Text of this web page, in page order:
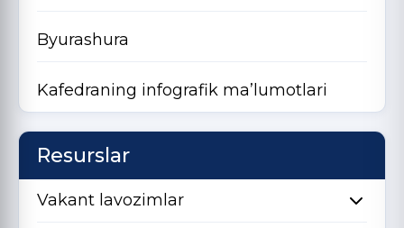
Byurashura
Kafedraning infografik ma’lumotlari
Resurslar
Vakant lavozimlar